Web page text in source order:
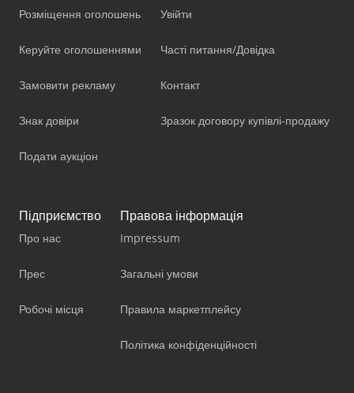
Розміщення оголошень
Керуйте оголошеннями
Замовити рекламу
Знак довіри
Подати аукціон
Увійти
Часті питання/Довідка
Контакт
Зразок договору купівлі-продажу
Підприємство
Про нас
Прес
Робочі місця
Правова інформація
Impressum
Загальні умови
Правила маркетплейсу
Політика конфіденційності